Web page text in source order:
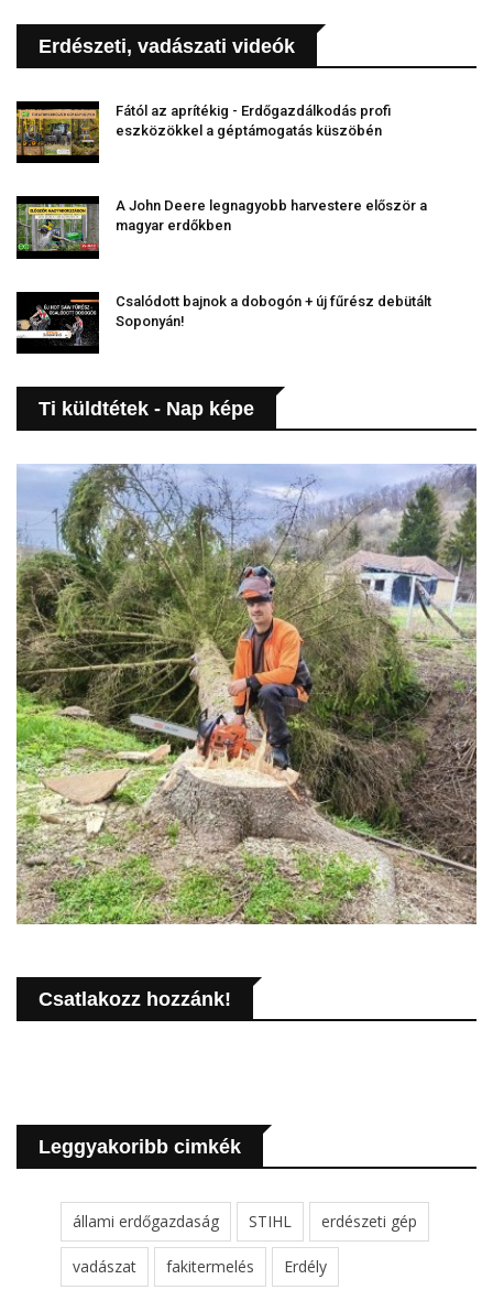
Erdészeti, vadászati videók
Fától az aprítékig - Erdőgazdálkodás profi
eszközökkel a géptámogatás küszöbén
A John Deere legnagyobb harvestere először a
magyar erdőkben
Csalódott bajnok a dobogón + új fűrész debütált
Soponyán!
Ti küldtétek - Nap képe
Csatlakozz hozzánk!
Leggyakoribb cimkék
állami erdőgazdaság STIHL erdészeti gép
vadászat fakitermelés Erdély